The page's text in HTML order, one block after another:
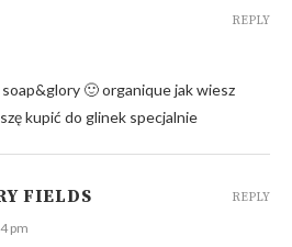
🙂 organique jak wiesz
kupić do glinek specjalnie
REPLY
FIELDS
pm
REPLY